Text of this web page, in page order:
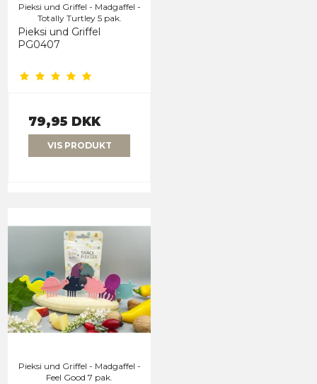
Pieksi und Griffel - Madgaffel -
Totally Turtley 5 pak.
Pieksi und Griffel
PG0407
79,95 DKK
VIS PRODUKT
Pieksi und Griffel - Madgaffel -
Feel Good 7 pak.